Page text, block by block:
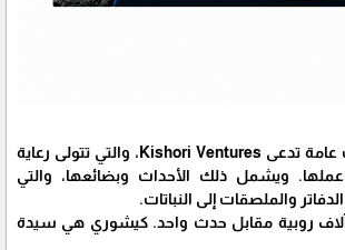
تمتلك شركة علاقات عامة تدعى Kishori Ventures، والتي تتولى رعاية
عملها. ويشمل ذلك الأحداث وبضائعها، والتي
والملصقات إلى النباتات.
أنها تتقاضى 10 آلاف روبية مقابل حدث واحد. كيشوري هي سيدة